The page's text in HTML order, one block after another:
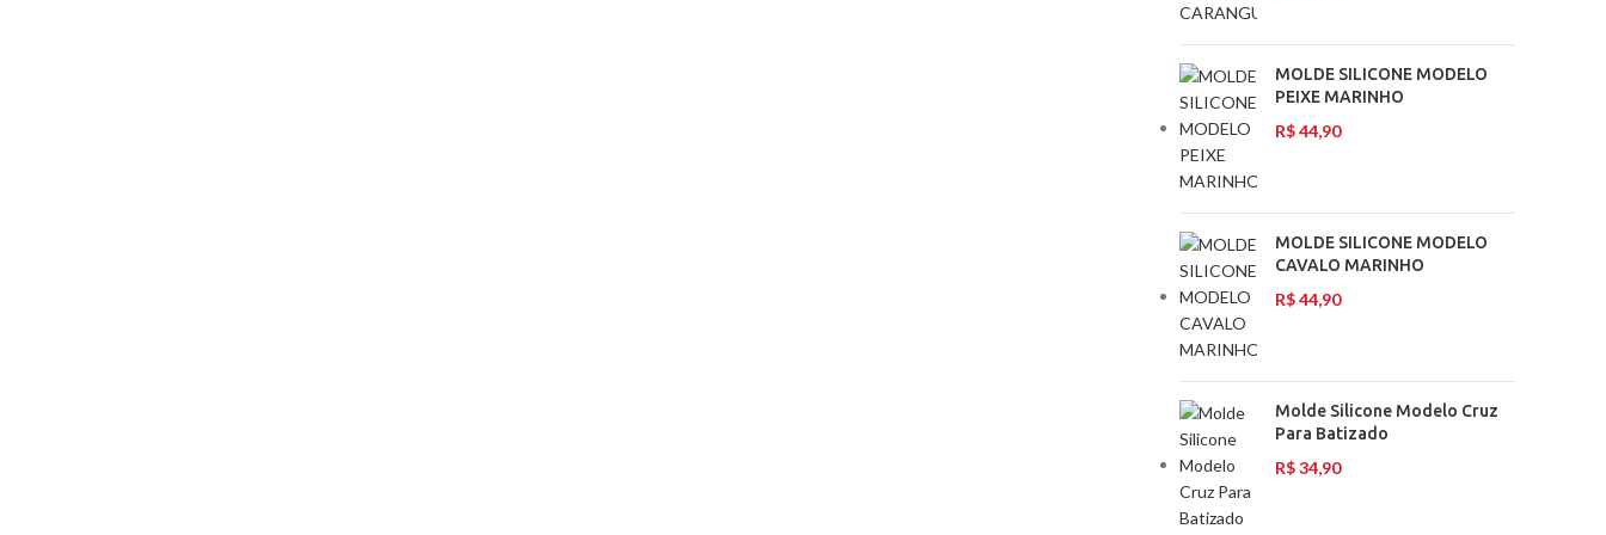
MOLDE SILICONE MODELO
PEIXE MARINHO
R$44,90
MOLDE SILICONE MODELO
CAVALO MARINHO
R$44,90
Molde Silicone Modelo Cruz
Para Batizado
R$34,90